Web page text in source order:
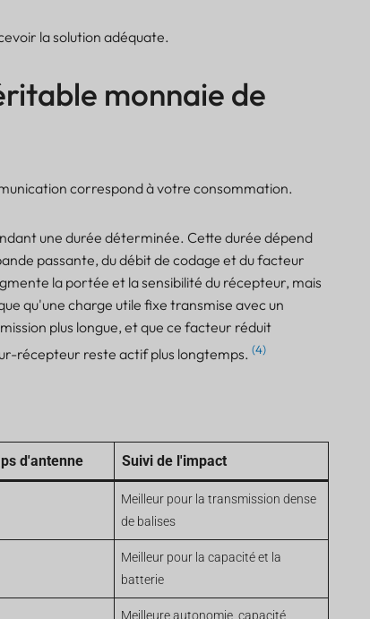
la solution adéquate.
monnaie de
correspond à votre consommation.
une durée déterminée. Cette durée dépend
passante, du débit de codage et du facteur
la portée et la sensibilité du récepteur, mais
qu'une charge utile fixe transmise avec un
plus longue, et que ce facteur réduit
récepteur reste actif plus longtemps. (4)
d'antenne Suivi de l'impact
Meilleur pour la transmission dense
de balises
Meilleur pour la capacité et la
batterie